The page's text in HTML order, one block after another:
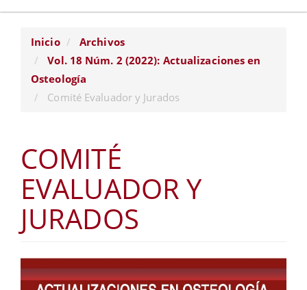
Inicio
Archivos
Vol. 18 Núm. 2 (2022): Actualizaciones en
Osteología
Comité Evaluador y Jurados
COMITÉ
EVALUADOR Y
JURADOS
Barra
lateral